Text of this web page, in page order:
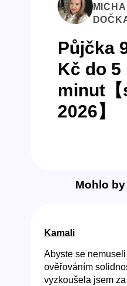
Půjčka
Kč do 5
minut
2026】
Mohlo
Kamali
Abyste se
ověřováním
vyzkoušela jsem